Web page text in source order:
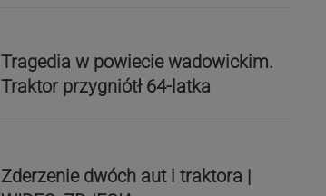
Tragedia w powiecie wadowickim.
Traktor przygniótł 64-latka
Zderzenie dwóch aut i traktora |